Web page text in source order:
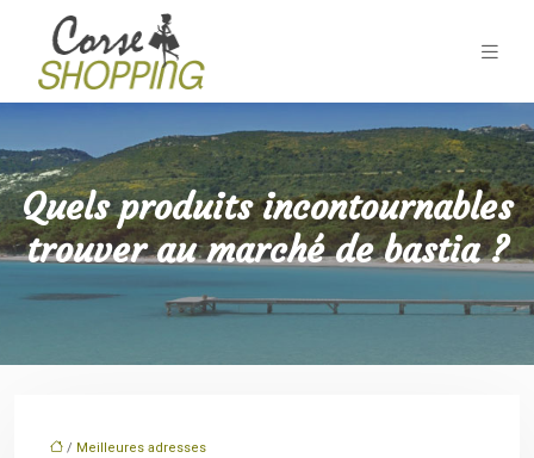
Quels produits incontournables
trouver au marché de bastia ?
/ Meilleures adresses